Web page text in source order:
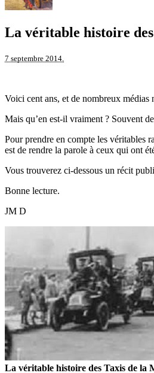
La véritable histoire
7 septembre 2014.
Voici cent ans, et de nombreux
Mais qu’en est-il vraiment ? Souvent
Pour prendre en compte les véritables
est de rendre la parole à ceux qui ont
Vous trouverez ci-dessous un récit
Bonne lecture.
JM D
La véritable histoire des Taxis de la